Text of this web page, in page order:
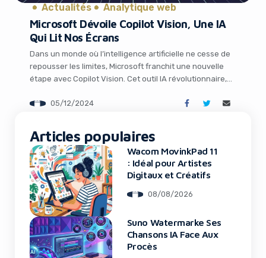
Actualités Analytique web
Microsoft Dévoile Copilot Vision, Une IA
Qui Lit Nos Écrans
Dans un monde où l’intelligence artificielle ne cesse de
repousser les limites, Microsoft franchit une nouvelle
étape avec Copilot Vision. Cet outil IA révolutionnaire,
États-Unis, promet de transformer notre façon
nos […]
05/12/2024
Articles populaires
Wacom MovinkPad 11
: Idéal pour Artistes
Digitaux et Créatifs
08/08/2026
Suno Watermarke Ses
Chansons IA Face Aux
Procès